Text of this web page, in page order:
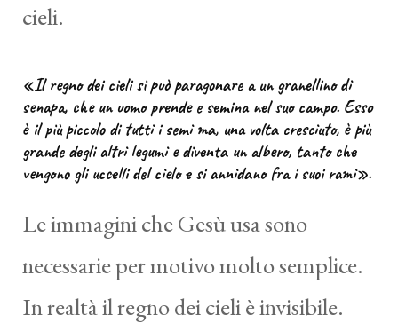
cieli.
«Il regno dei cieli si può paragonare a un granellino di
senapa, che un uomo prende e semina nel suo campo. Esso
è il più piccolo di tutti i semi ma, una volta cresciuto, è più
grande degli altri legumi e diventa un albero, tanto che
vengono gli uccelli del cielo e si annidano fra i suoi rami».
Le immagini che Gesù usa sono
necessarie per motivo molto semplice.
In realtà il regno dei cieli è invisibile.